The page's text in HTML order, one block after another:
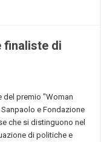
finaliste di
del premio "Woman
e Fondazione
che si distinguono nel
di politiche e